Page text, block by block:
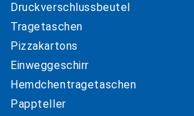
Druckverschlussbeutel
Tragetaschen
Pizzakartons
Einweggeschirr
Hemdchentragetaschen
Pappteller